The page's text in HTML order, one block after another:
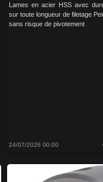
Lames en acier HSS avec
sur toute longueur de filetage
sans risque de pivotement
24/07/2026 00:00